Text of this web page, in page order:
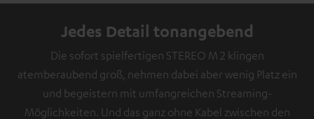
Jedes Detail tonangebend
Die sofort spielfertigen STEREO M 2 klingen
atemberaubend groß, nehmen dabei aber wenig Platz ein
und begeistern mit umfangreichen Streaming-
Möglichkeiten. Und das ganz ohne Kabel zwischen den